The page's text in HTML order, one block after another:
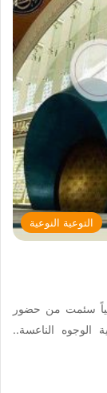
التوعية النوعية
سئمت من حضور
الناعسة..